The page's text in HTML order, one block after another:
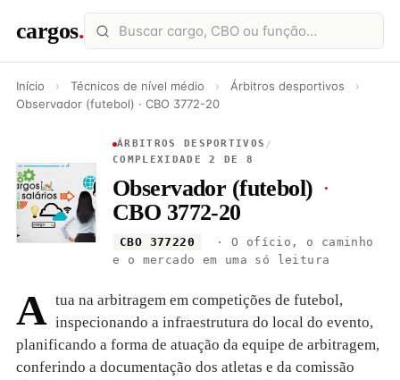
cargos.
Início › Técnicos de nível médio › Árbitros desportivos
›
Observador (futebol) · CBO 3772-20
ÁRBITROS DESPORTIVOS /
COMPLEXIDADE 2 DE 8
Observador (futebol) ·
CBO 3772-20
CBO 377220
· O ofício, o caminho
e o mercado em uma só leitura
A tua na arbitragem em competições de futebol,
inspecionando a infraestrutura do local do evento,
planificando a forma de atuação da equipe de arbitragem,
conferindo a documentação dos atletas e da comissão